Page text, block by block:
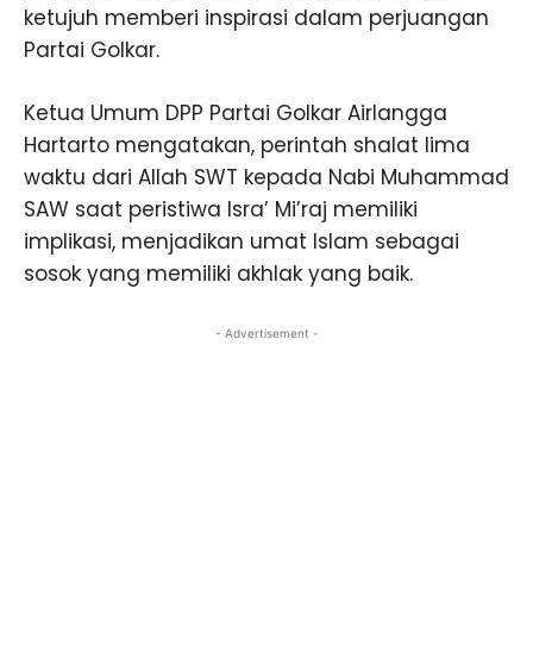
ketujuh memberi inspirasi dalam perjuangan
Partai Golkar.
Ketua Umum DPP Partai Golkar Airlangga
Hartarto mengatakan, perintah shalat lima
waktu dari Allah SWT kepada Nabi Muhammad
SAW saat peristiwa Isra’ Mi’raj memiliki
implikasi, menjadikan umat Islam sebagai
sosok yang memiliki akhlak yang baik.
- Advertisement -